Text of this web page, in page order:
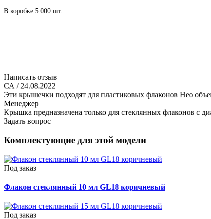
В коробке 5 000 шт.
Написать отзыв
СА / 24.08.2022
Эти крышечки подходят для пластиковых флаконов Нео
Менеджер
Крышка предназначена только для стеклянных флаконов с
Задать вопрос
Комплектующие для этой модели
Под заказ
Флакон стеклянный 10 мл GL18 коричневый
Под заказ